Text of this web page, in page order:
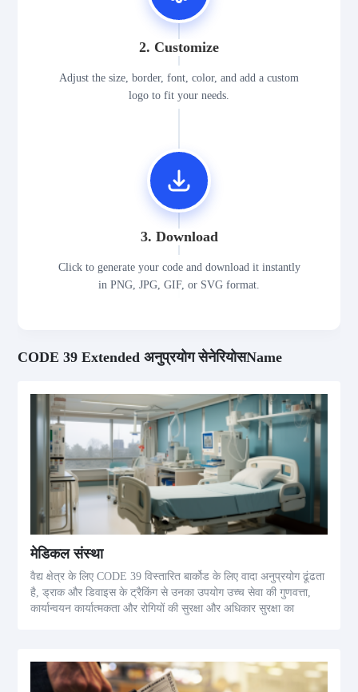
2. Customize
Adjust the size, border, font, color, and add a custom
logo to fit your needs.
3. Download
Click to generate your code and download it instantly
in PNG, JPG, GIF, or SVG format.
CODE 39 Extended अनुप्रयोग सेनेरियोसName
मेडिकल संस्था
वैद्य क्षेत्र के लिए CODE 39 विस्तारित बार्कोड के लिए वादा अनुप्रयोग ढूंढता
है, ड्राक और डिवाइस के ट्रैकिंग से उनका उपयोग उच्च सेवा की गुणवत्ता,
कार्यान्वयन कार्यात्मकता और रोगियों की सुरक्षा और अधिकार सुरक्षा का